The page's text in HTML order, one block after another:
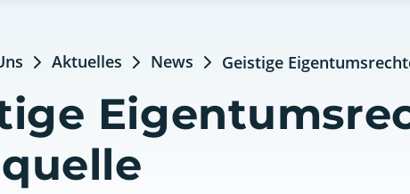
Aktuelles News Geistige